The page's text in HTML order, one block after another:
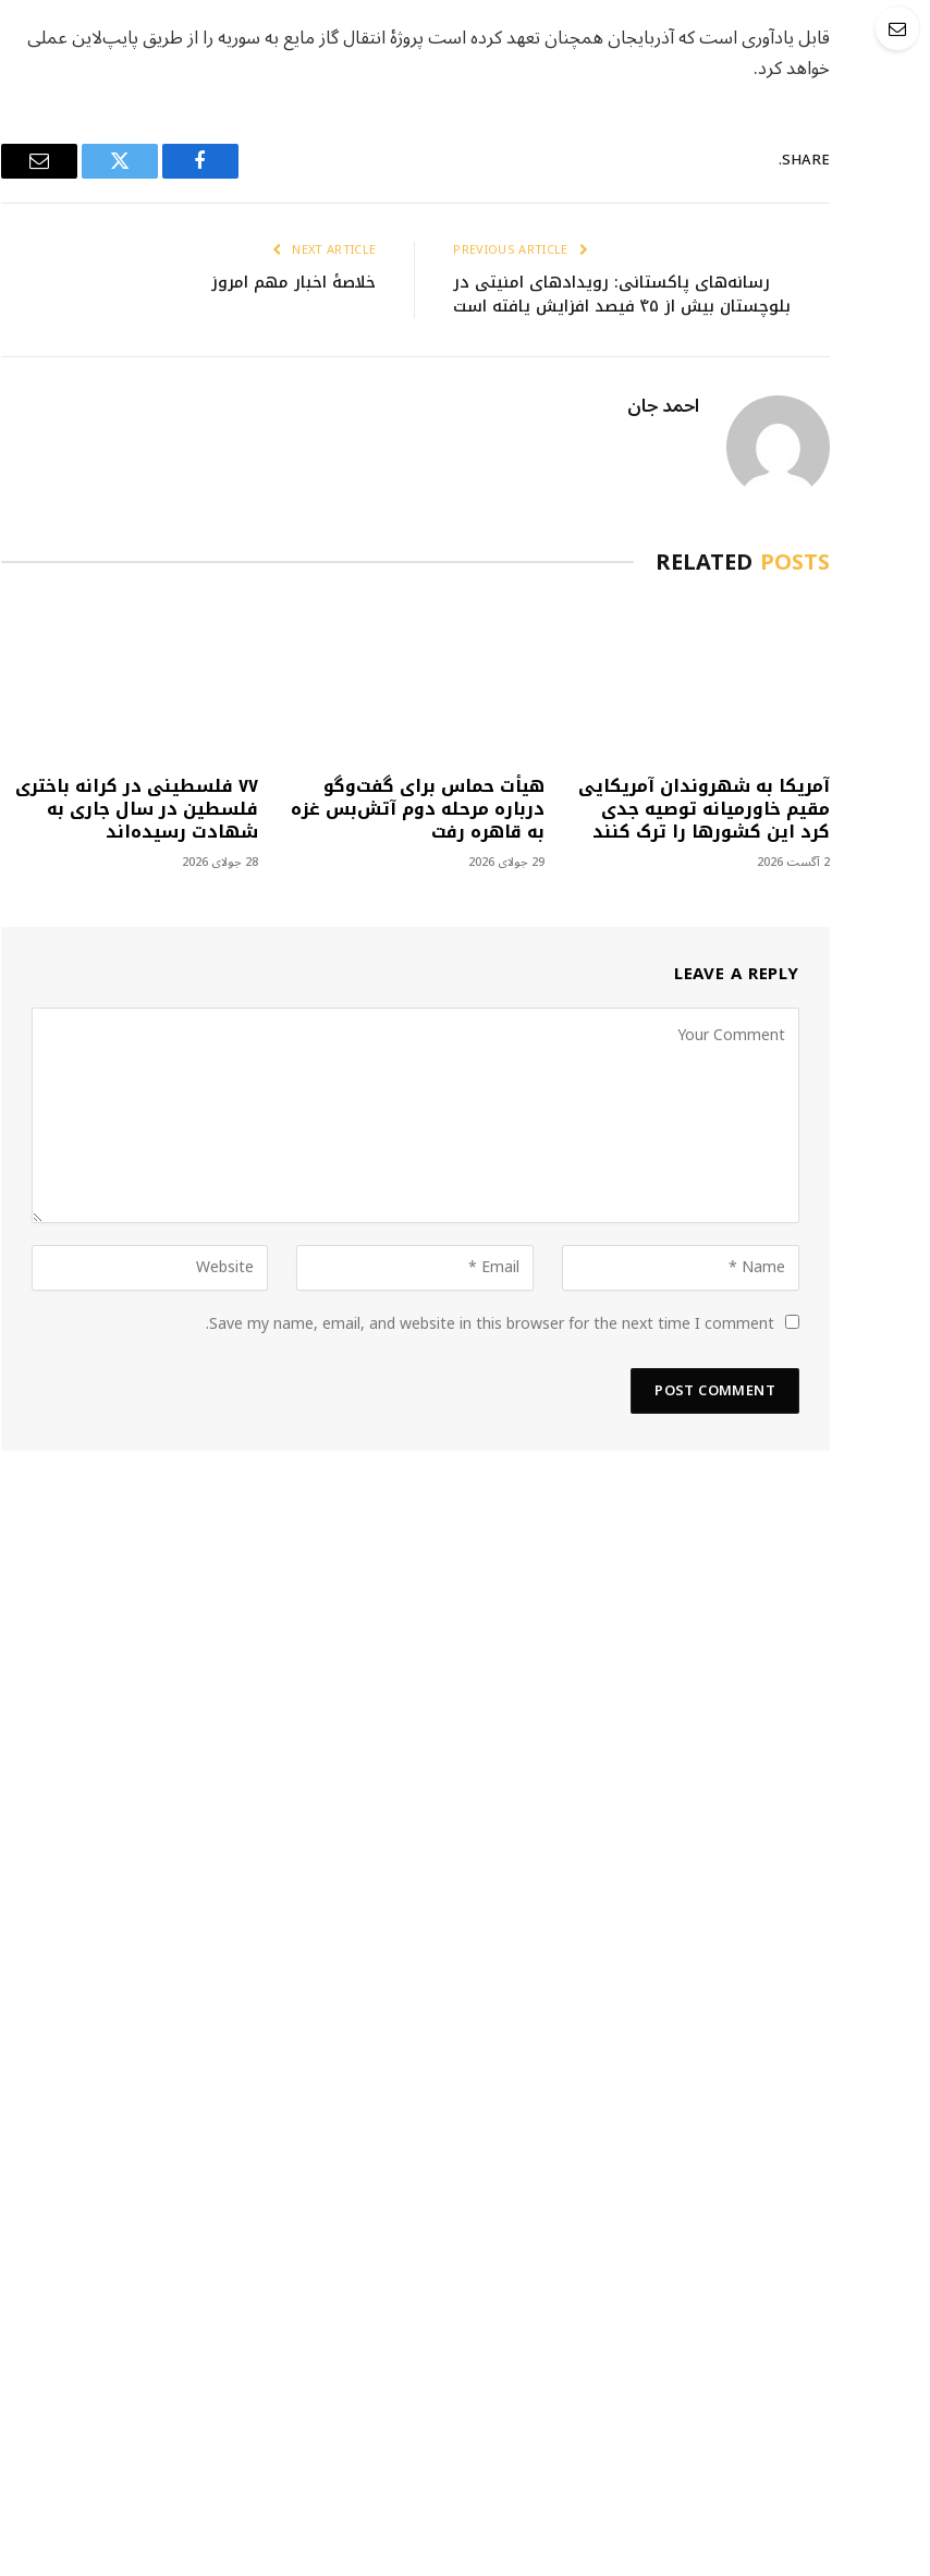
قابل یادآوری است که آذربایجان همچنان تعهد کرده است پروژهٔ انتقال گاز مایع به سوریه را از طریق پایپ‌لاین عملی
خواهد کرد.
SHARE.
Facebook
Twitter
Email
رسانه‌های پاکستانی: رویدادهای امنیتی در
بلوچستان بیش از ۴۵ فیصد افزایش یافته است
NEXT ARTICLE
خلاصۀ اخبار مهم امروز
احمد جان
RELATED POSTS
آمریکا به شهروندان آمریکایی
مقیم خاورمیانه توصیه جدی
کرد این کشورها را ترک کنند
2 آگست 2026
هیأت حماس برای گفت‌وگو
درباره مرحله دوم آتش‌بس غزه
به قاهره رفت
29 جولای 2026
۷۷ فلسطینی در کرانه باختری
فلسطین در سال جاری به
شهادت رسیده‌اند
28 جولای 2026
LEAVE A REPLY
Save my name, email, and website in this browser for the next time I comment.